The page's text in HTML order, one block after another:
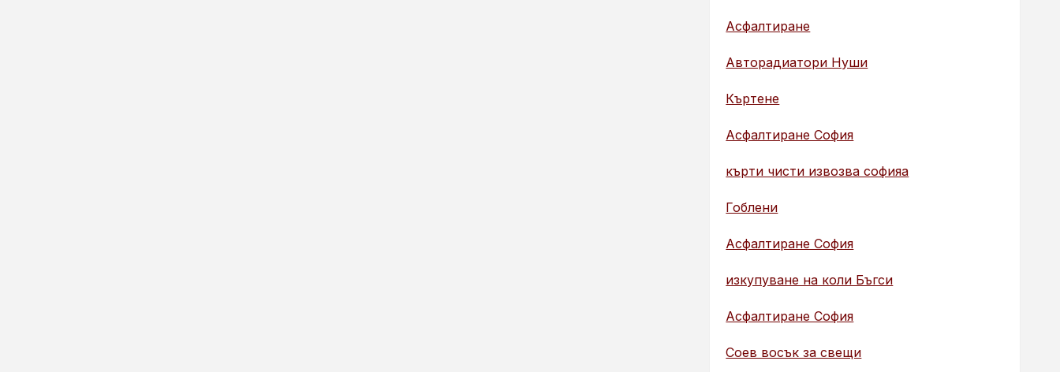
Асфалтиране
Авторадиатори Нуши
Къртене
Асфалтиране София
кърти чисти извозва софияа
Гоблени
Асфалтиране София
изкупуване на коли Бъгси
Асфалтиране София
Соев восък за свещи